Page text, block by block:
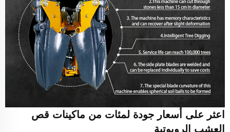
اعثر على أسعار جودة لمئات من ماكينات قص
العشب الروبوتية